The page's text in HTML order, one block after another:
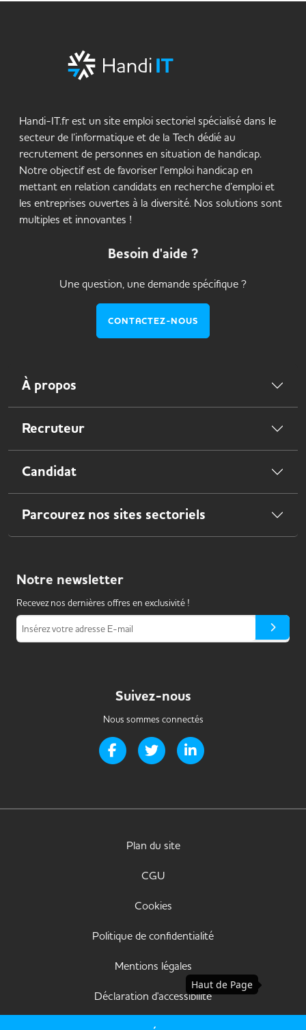
Handi-IT.fr est un site emploi sectoriel spécialisé dans le
secteur de l’informatique et de la Tech dédié au
recrutement de personnes en situation de handicap.
Notre objectif est de favoriser l’emploi handicap en
mettant en relation candidats en recherche d’emploi et
les entreprises ouvertes à la diversité. Nos solutions sont
multiples et innovantes !
Besoin d'aide ?
Une question, une demande spécifique ?
CONTACTEZ-NOUS
À propos
Recruteur
Candidat
Parcourez nos sites sectoriels
Notre newsletter
Recevez nos dernières offres en exclusivité !
Insérez votre adresse E-mail
Suivez-nous
Nous sommes connectés
Page Facebook de Handi-it
Page Twitter de Handi-it
Plan du site
CGU
Cookies
Politique de confidentialité
Mentions légales
Déclaration d'accessibilité
Haut de Page